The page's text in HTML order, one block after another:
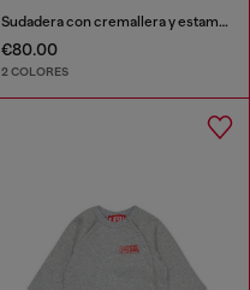
Sudadera con cremallera y estampado de logo
€80.00
2 COLORES